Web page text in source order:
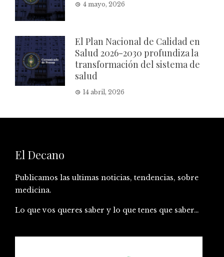
4 mayo, 2026
El Plan Nacional de Calidad en
Salud 2026-2030 profundiza la
transformación del sistema de
salud
14 abril, 2026
El Decano
Publicamos las ultimas noticias, tendencias, sobre
medicina.
Lo que vos queres saber y lo que tenes que saber…